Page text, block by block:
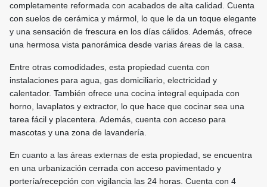
completamente reformada con acabados de alta calidad. Cuenta
con suelos de cerámica y mármol, lo que le da un toque elegante
y una sensación de frescura en los días cálidos. Además, ofrece
una hermosa vista panorámica desde varias áreas de la casa.
Entre otras comodidades, esta propiedad cuenta con
instalaciones para agua, gas domiciliario, electricidad y
calentador. También ofrece una cocina integral equipada con
horno, lavaplatos y extractor, lo que hace que cocinar sea una
tarea fácil y placentera. Además, cuenta con acceso para
mascotas y una zona de lavandería.
En cuanto a las áreas externas de esta propiedad, se encuentra
en una urbanización cerrada con acceso pavimentado y
portería/recepción con vigilancia las 24 horas. Cuenta con 4